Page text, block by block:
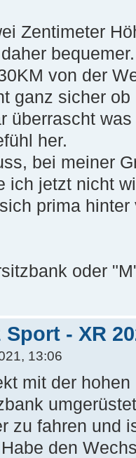
Zentimeter
bequemer.
von der
ganz sicher
überrascht
her.
bei meiner
ich jetzt nicht
prima
oder
- XR
13:06
mit der
zu fahren und
den